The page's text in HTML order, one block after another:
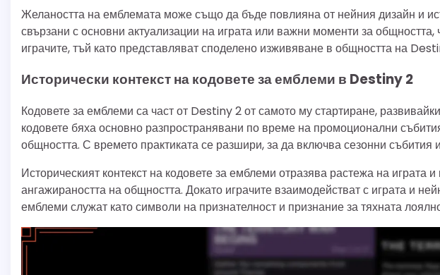
Желаността на емблемата може също да бъде повлияна от нейния дизайн и
свързани с основни актуализации на играта или важни моменти за
играчите, тъй като представляват споделено изживяване в общността на
Исторически контекст на кодовете за емблеми в Destiny 2
Кодовете за емблеми са част от Destiny 2 от самото му стартиране,
кодовете бяха основно разпространявани по време на промоционални
общността. С времето практиката се разшири, за да включва сезонни събития
Историческият контекст на кодовете за емблеми отразява растежа на играта
ангажираността на общността. Докато играчите взаимодействат с играта и
емблеми служат като символи на признателност и признание за тяхната